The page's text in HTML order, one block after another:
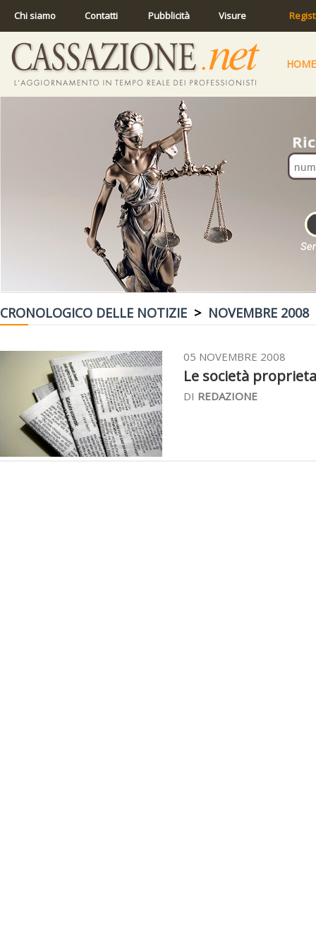
Chi siamo Contatti Pubblicità Visure
HOME
CRONOLOGICO DELLE NOTIZIE > NOVEMBRE 2008
05 NOVEMBRE 2008
Le società
DI REDAZIONE